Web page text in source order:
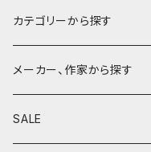
カテゴリーから探す
鉛筆
鉛筆補助軸
メーカー、作家から探す
590&Co.
SALE